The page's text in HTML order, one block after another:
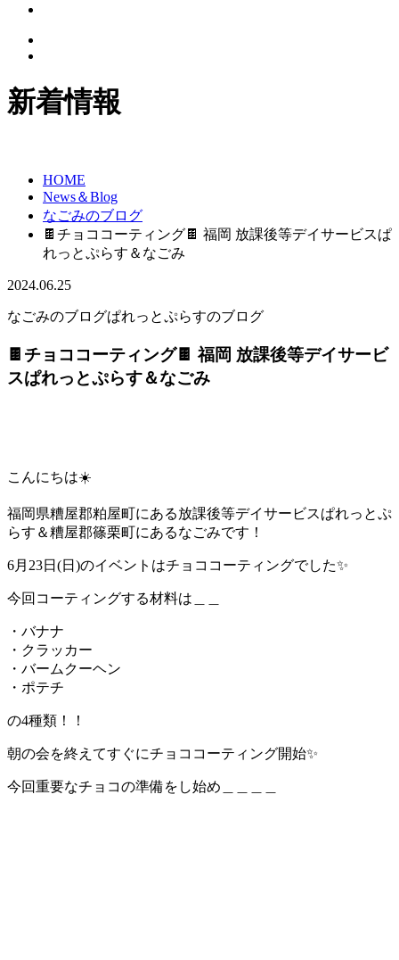
新着情報
HOME
News＆Blog
なごみのブログ
🍫チョココーティング🍫 福岡 放課後等デイサービスぱ
れっとぷらす＆なごみ
2024.06.25
なごみのブログぱれっとぷらすのブログ
🍫チョココーティング🍫 福岡 放課後等デイサービ
スぱれっとぷらす＆なごみ
こんにちは☀️
福岡県糟屋郡粕屋町にある放課後等デイサービスぱれっとぷ
らす＆糟屋郡篠栗町にあるなごみです！
6月23日(日)のイベントはチョココーティングでした✨️
今回コーティングする材料は＿＿
・バナナ
・クラッカー
・バームクーヘン
・ポテチ
の4種類！！
朝の会を終えてすぐにチョココーティング開始✨️
今回重要なチョコの準備をし始め＿＿＿＿